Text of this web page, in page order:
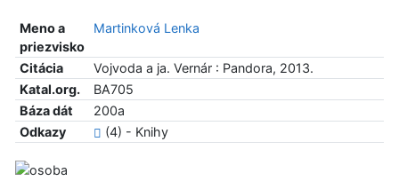
Meno a
priezvisko
Martinková Lenka
Citácia
Vojvoda a ja. Vernár : Pandora, 2013.
Katal.org.
BA705
Báza dát
200a
Odkazy
(4) - Knihy